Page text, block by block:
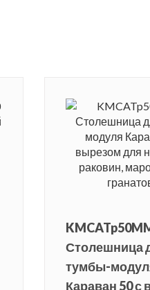
Столешница
тумбы-
Караван 50 с